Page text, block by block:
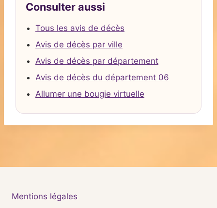
Consulter aussi
Tous les avis de décès
Avis de décès par ville
Avis de décès par département
Avis de décès du département 06
Allumer une bougie virtuelle
Mentions légales